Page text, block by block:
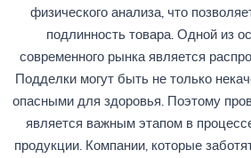
физического анализа, что
подлинность товара. Одной из
современного рынка является
Подделки могут быть не только
опасными для здоровья. Поэтому
является важным этапом в
продукции. Компании, которые